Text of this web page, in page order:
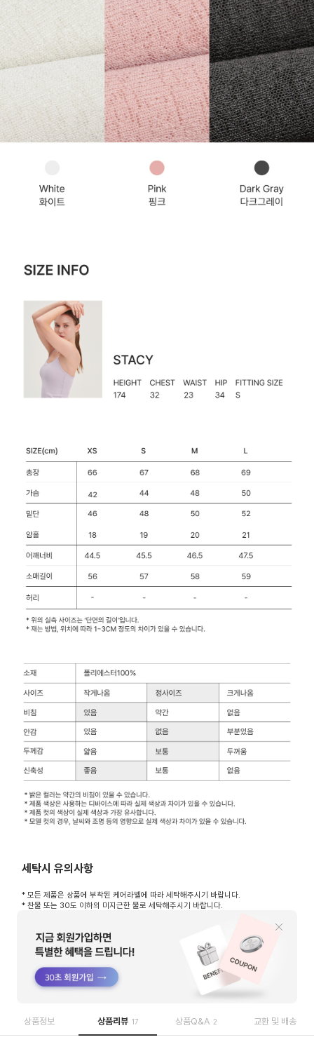
세탁시 유의사항
* 모든 제품은 상품에 부착된 케어라벨에 따라 세탁해주시기 바랍니다.
* 찬물 또는 30도 이하의 미지근한 물로 세탁해주시기 바랍니다.
* 처음 세탁은 이염될 가능성이 있으니 단독 세탁을 권장 드립니다.
* 브라패드는 분리 후 별도로 세탁해주시기 바랍니다.
* 실크 / 울 / 캐시미어 / 레이온 소재가 혼용된 경우
드라이 클리닝 해주시기 바랍니다.
상품정보 상품리뷰 17 상품Q&A 2 교환 및 배송